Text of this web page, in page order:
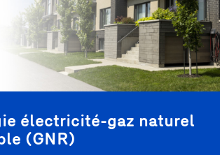
électricité-gaz naturel
(GNR)